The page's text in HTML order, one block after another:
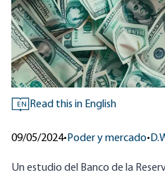
EN Read this in English
09/05/2024• Poder y mercado•
Unestudio del Banco de la